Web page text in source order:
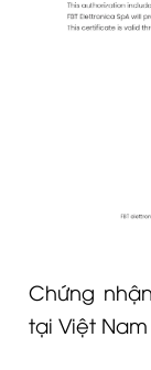
Chứng
tại Việt Nam